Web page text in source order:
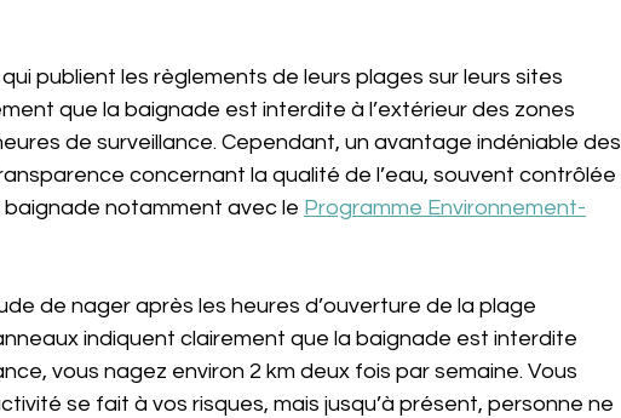
publient les règlements de leurs plages sur leurs sites
que la baignade est interdite à l’extérieur des zones
de surveillance. Cependant, un avantage indéniable des
concernant la qualité de l’eau, souvent contrôlée
notamment avec le Programme Environnement-
de nager après les heures d’ouverture de la plage
indiquent clairement que la baignade est interdite
vous nagez environ 2 km deux fois par semaine. Vous
se fait à vos risques, mais jusqu’à présent, personne ne